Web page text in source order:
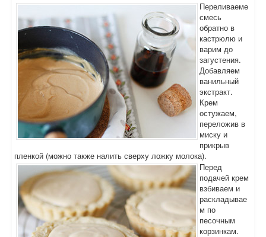
Переливаеме
смесь
обратно в
кастрюлю и
варим до
загустения.
Добавляем
ванильный
экстракт.
Крем
остужаем,
переложив в
миску и
прикрыв
пленкой (можно также налить сверху ложку молока).
Перед
подачей крем
взбиваем и
раскладывае
м по
песочным
корзинкам.